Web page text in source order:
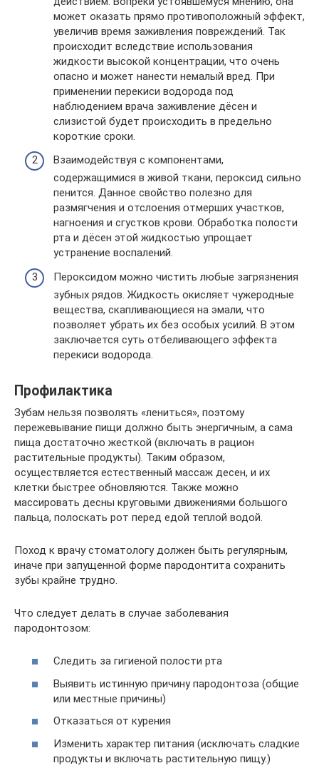
может оказать прямо противоположный эффект,
увеличив время заживления повреждений. Так
происходит вследствие использования
жидкости высокой концентрации, что очень
опасно и может нанести немалый вред. При
применении перекиси водорода под
наблюдением врача заживление дёсен и
слизистой будет происходить в предельно
короткие сроки.
Взаимодействуя с компонентами,
содержащимися в живой ткани, пероксид сильно
пенится. Данное свойство полезно для
размягчения и отслоения отмерших участков,
нагноения и сгустков крови. Обработка полости
рта и дёсен этой жидкостью упрощает
устранение воспалений.
Пероксидом можно чистить любые загрязнения
зубных рядов. Жидкость окисляет чужеродные
вещества, скапливающиеся на эмали, что
позволяет убрать их без особых усилий. В этом
заключается суть отбеливающего эффекта
перекиси водорода.
Профилактика
Зубам нельзя позволять «лениться», поэтому
пережевывание пищи должно быть энергичным, а сама
пища достаточно жесткой (включать в рацион
растительные продукты). Таким образом,
осуществляется естественный массаж десен, и их
клетки быстрее обновляются. Также можно
массировать десны круговыми движениями большого
пальца, полоскать рот перед едой теплой водой.
Поход к врачу стоматологу должен быть регулярным,
иначе при запущенной форме пародонтита сохранить
зубы крайне трудно.
Что следует делать в случае заболевания
пародонтозом:
Следить за гигиеной полости рта
Выявить истинную причину пародонтоза (общие
или местные причины)
Отказаться от курения
Изменить характер питания (исключать сладкие
продукты и включать растительную пищу.)